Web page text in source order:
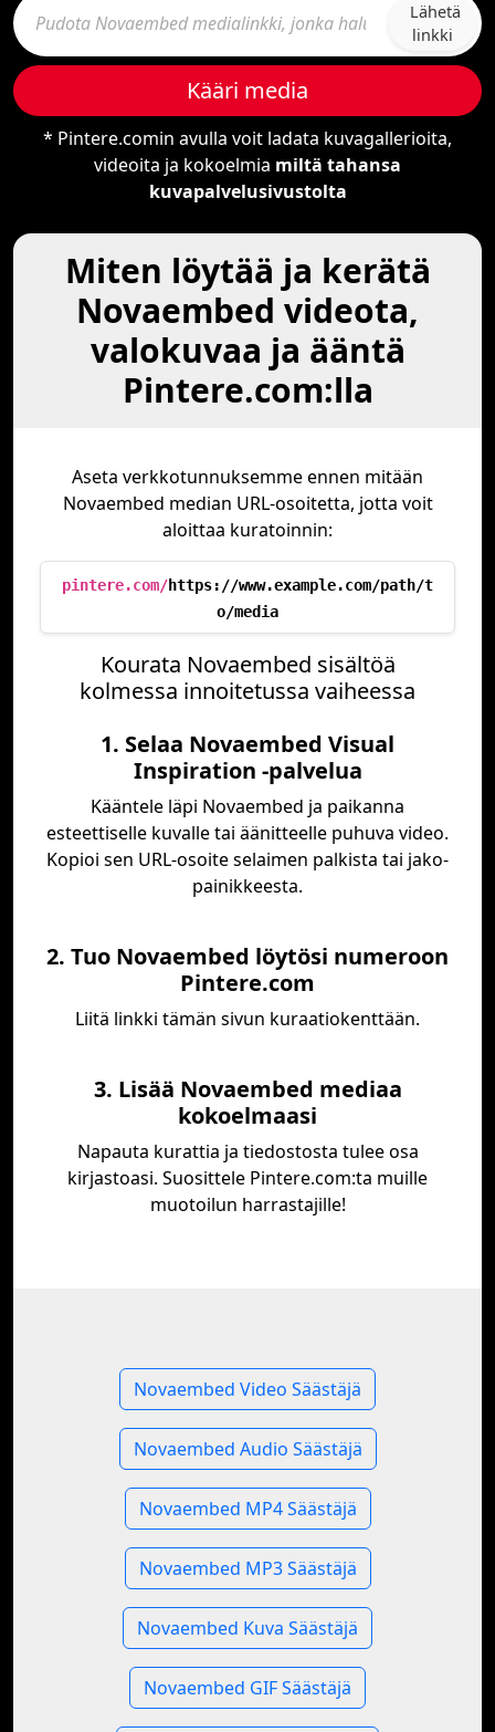
Lähetä
linkki
Kääri media
* Pintere.comin avulla voit ladata kuvagallerioita,
videoita ja kokoelmia miltä tahansa
kuvapalvelusivustolta
Miten löytää ja kerätä
Novaembed videota,
valokuvaa ja ääntä
Pintere.com:lla
Aseta verkkotunnuksemme ennen mitään
Novaembed median URL-osoitetta, jotta voit
aloittaa kuratoinnin:
pintere.com/https://www.example.com/path/t
o/media
Kourata Novaembed sisältöä
kolmessa innoitetussa vaiheessa
1. Selaa Novaembed Visual
Inspiration -palvelua
Kääntele läpi Novaembed ja paikanna
esteettiselle kuvalle tai äänitteelle puhuva video.
Kopioi sen URL-osoite selaimen palkista tai jako-
painikkeesta.
2. Tuo Novaembed löytösi numeroon
Pintere.com
Liitä linkki tämän sivun kuraatiokenttään.
3. Lisää Novaembed mediaa
kokoelmaasi
Napauta kurattia ja tiedostosta tulee osa
kirjastoasi. Suosittele Pintere.com:ta muille
muotoilun harrastajille!
Novaembed Video Säästäjä
Novaembed Audio Säästäjä
Novaembed MP4 Säästäjä
Novaembed MP3 Säästäjä
Novaembed Kuva Säästäjä
Novaembed GIF Säästäjä